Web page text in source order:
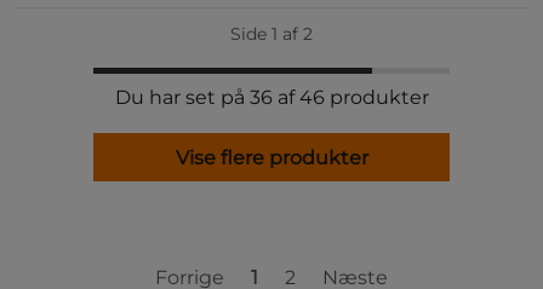
Side 1 af 2
Du har set på 36 af 46 produkter
Vise flere produkter
Forrige 1 2 Næste